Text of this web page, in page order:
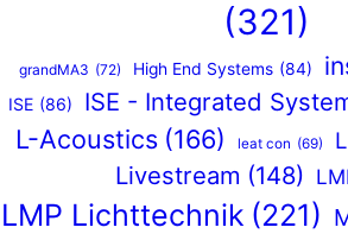
(321)
grandMA3 (72) High End Systems (84)
ISE (86) ISE - Integrated
L-Acoustics (166) leat con (69)
Livestream (148)
LMP Lichttechnik (221)